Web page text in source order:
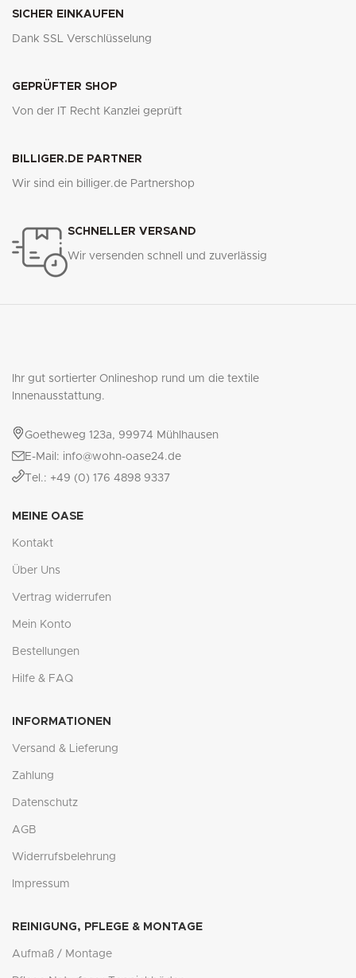
SICHER EINKAUFEN
Dank SSL Verschlüsselung
GEPRÜFTER SHOP
Von der IT Recht Kanzlei geprüft
BILLIGER.DE PARTNER
Wir sind ein billiger.de Partnershop
SCHNELLER VERSAND
Wir versenden schnell und zuverlässig
Ihr gut sortierter Onlineshop rund um die textile
Innenausstattung.
Goetheweg 123a, 99974 Mühlhausen
E-Mail: info@wohn-oase24.de
Tel.: +49 (0) 176 4898 9337
MEINE OASE
Kontakt
Über Uns
Vertrag widerrufen
Mein Konto
Bestellungen
Hilfe & FAQ
INFORMATIONEN
Versand & Lieferung
Zahlung
Datenschutz
AGB
Widerrufsbelehrung
Impressum
REINIGUNG, PFLEGE & MONTAGE
Aufmaß / Montage